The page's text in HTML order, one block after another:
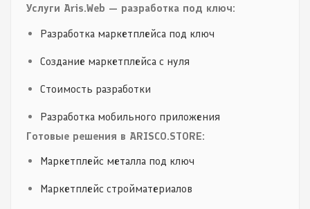
Услуги Aris.Web — разработка под ключ:
Разработка маркетплейса под ключ
Создание маркетплейса с нуля
Стоимость разработки
Разработка мобильного приложения
Готовые решения в ARISCO.STORE:
Маркетплейс металла под ключ
Маркетплейс стройматериалов